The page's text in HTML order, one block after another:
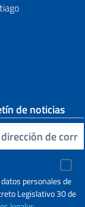
de noticias
personales de
Legislativo 30 de